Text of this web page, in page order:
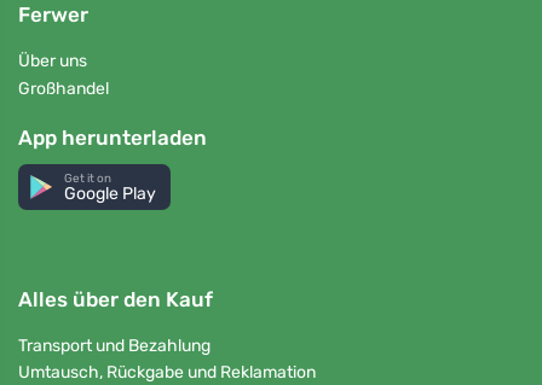
Ferwer
Über uns
Großhandel
App herunterladen
Get it on
Google Play
Alles über den Kauf
Transport und Bezahlung
Umtausch, Rückgabe und Reklamation